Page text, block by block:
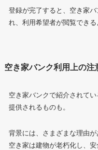
登録が完了すると、空き家
れ、利用希望者が閲覧できる
空き家バンク利用上の注
空き家バンクで紹介されて
提供されるものも。
背景には、さまざまな理由
空き家は建物が老朽化し、